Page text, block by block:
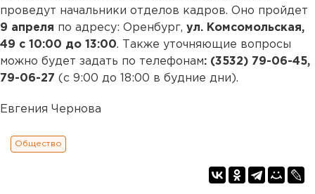
проведут начальники отделов кадров. Оно пройдет
9 апреля по адресу: Оренбург, ул. Комсомольская,
49 с 10:00 до 13:00. Также уточняющие вопросы
можно будет задать по телефонам: (3532) 79-06-45,
79-06-27 (с 9:00 до 18:00 в будние дни).
Евгения Чернова
Общество